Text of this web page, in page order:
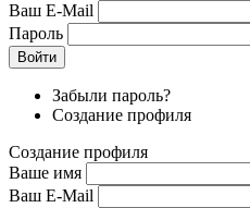
Ваш E-Mail
Пароль
Войти
Забыли пароль?
Создание профиля
Создание профиля
Ваше имя
Ваш E-Mail